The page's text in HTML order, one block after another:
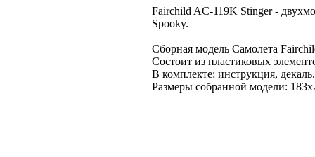
Fairchild AC-119K Stinger -
Spooky.
Сборная модель Самолета
Состоит из пластиковых
В комплекте: инструкция, декаль.
Размеры собранной модели: